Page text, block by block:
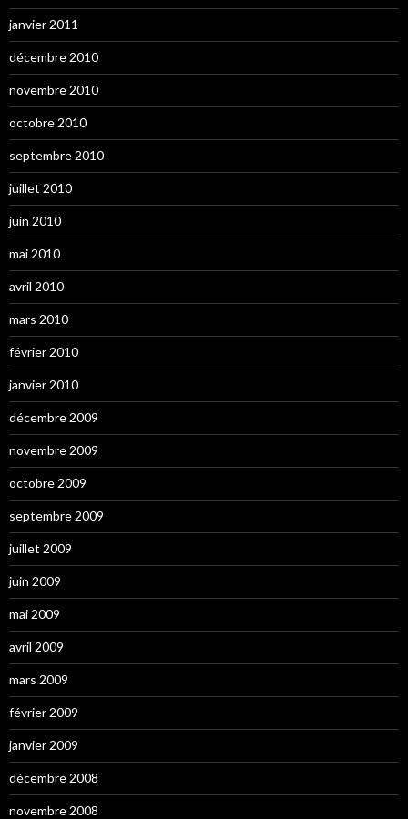
janvier 2011
décembre 2010
novembre 2010
octobre 2010
septembre 2010
juillet 2010
juin 2010
mai 2010
avril 2010
mars 2010
février 2010
janvier 2010
décembre 2009
novembre 2009
octobre 2009
septembre 2009
juillet 2009
juin 2009
mai 2009
avril 2009
mars 2009
février 2009
janvier 2009
décembre 2008
novembre 2008